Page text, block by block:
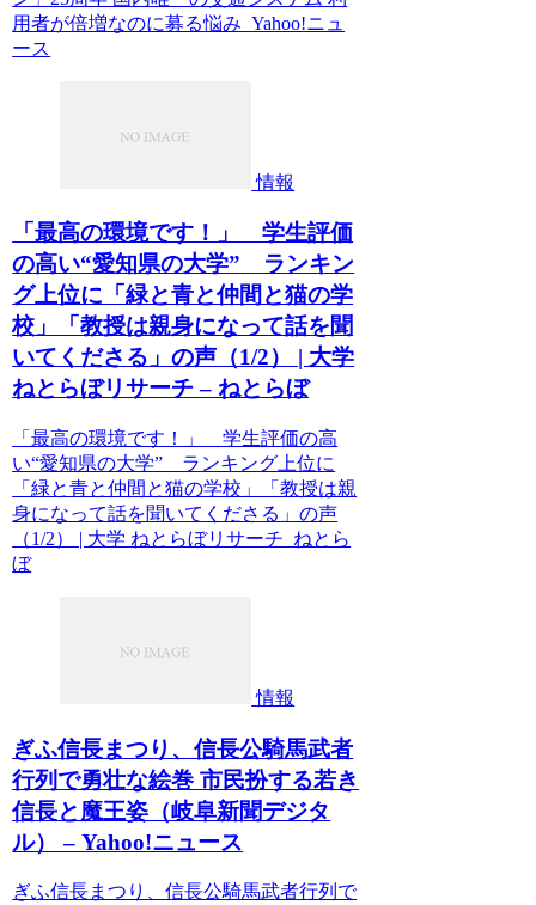
用者が倍増なのに募る悩み Yahoo!ニュ
ース
情報
「最高の環境です！」 学生評価
の高い“愛知県の大学” ランキン
グ上位に「緑と青と仲間と猫の学
校」「教授は親身になって話を聞
いてくださる」の声（1/2） | 大学
ねとらぼリサーチ – ねとらぼ
「最高の環境です！」 学生評価の高
い“愛知県の大学” ランキング上位に
「緑と青と仲間と猫の学校」「教授は親
身になって話を聞いてくださる」の声
（1/2） | 大学 ねとらぼリサーチ ねとら
ぼ
情報
ぎふ信長まつり、信長公騎馬武者
行列で勇壮な絵巻 市民扮する若き
信長と魔王姿（岐阜新聞デジタ
ル） – Yahoo!ニュース
ぎふ信長まつり、信長公騎馬武者行列で